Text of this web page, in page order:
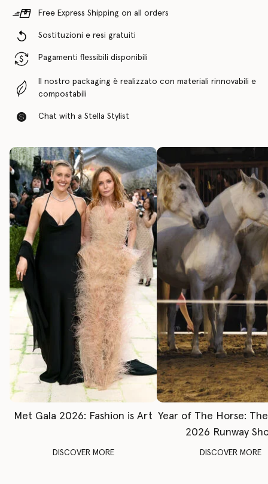
Free Express Shipping on all orders
Sostituzioni e resi gratuiti
Pagamenti flessibili disponibili
Il nostro packaging è realizzato con materiali rinnovabili e
compostabili
Chat with a Stella Stylist
Met Gala 2026: Fashion is Art
DISCOVER MORE
Year of The Horse:
2026 Runway
DISCOVER MORE